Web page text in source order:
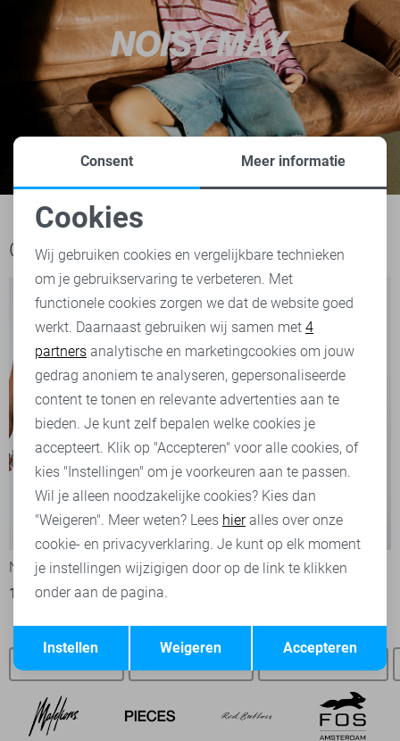
Ook het bekijken waard
-50%
Noisy may Korte broek
15,00 29,99
Fluresk T-shirt
Noodzakelijke cookies
Personalisatie cookies
Analytische cookies
Marketing cookies
Terug Opslaan
Consent Meer informatie
Cookies
Wij gebruiken cookies en vergelijkbare technieken
om je gebruikservaring te verbeteren. Met
functionele cookies zorgen we dat de website goed
werkt. Daarnaast gebruiken wij samen met 4
partners analytische en marketingcookies om jouw
gedrag anoniem te analyseren, gepersonaliseerde
content te tonen en relevante advertenties aan te
bieden. Je kunt zelf bepalen welke cookies je
accepteert. Klik op "Accepteren" voor alle cookies, of
kies "Instellingen" om je voorkeuren aan te passen.
Wil je alleen noodzakelijke cookies? Kies dan
"Weigeren". Meer weten? Lees hieralles over onze
cookie- en privacyverklaring. Je kunt op elk moment
je instellingen wijzigigen door op de link te klikken
onder aan de pagina.
Accepteren
Weigeren
Instellen